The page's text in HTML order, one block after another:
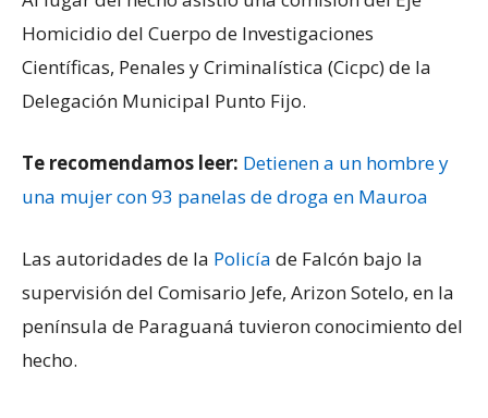
Homicidio del Cuerpo de Investigaciones
Científicas, Penales y Criminalística (Cicpc) de la
Delegación Municipal Punto Fijo.
Te recomendamos leer: Detienen a un hombre y
una mujer con 93 panelas de droga en Mauroa
Las autoridades de la Policía de Falcón bajo la
supervisión del Comisario Jefe, Arizon Sotelo, en la
península de Paraguaná tuvieron conocimiento del
hecho.